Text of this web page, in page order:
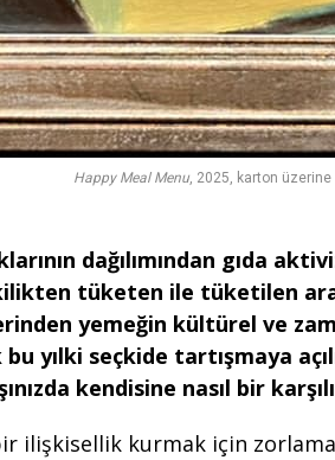
Happy Meal Menu, 2025, karton
dağılımından gıda
tüketen ile tüketilen
yemeğin kültürel ve
bu yılki seçkide tartışmaya
kendisine nasıl bir
ilişkisellik kurmak için